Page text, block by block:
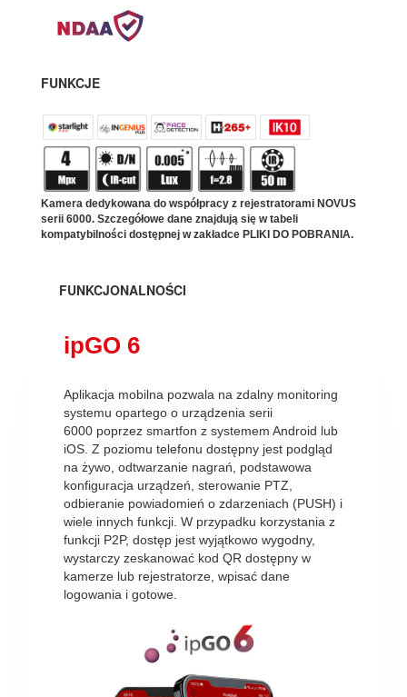
FUNKCJE
Kamera dedykowana do współpracy z rejestratorami NOVUS
serii 6000. Szczegółowe dane znajdują się w tabeli
kompatybilności dostępnej w zakładce PLIKI DO POBRANIA.
FUNKCJONALNOŚCI
ipGO 6
Aplikacja mobilna pozwala na zdalny monitoring
systemu opartego o urządzenia serii
6000 poprzez smartfon z systemem Android lub
iOS. Z poziomu telefonu dostępny jest podgląd
na żywo, odtwarzanie nagrań, podstawowa
konfiguracja urządzeń, sterowanie PTZ,
odbieranie powiadomień o zdarzeniach (PUSH) i
wiele innych funkcji. W przypadku korzystania z
funkcji P2P, dostęp jest wyjątkowo wygodny,
wystarczy zeskanować kod QR dostępny w
kamerze lub rejestratorze, wpisać dane
logowania i gotowe.